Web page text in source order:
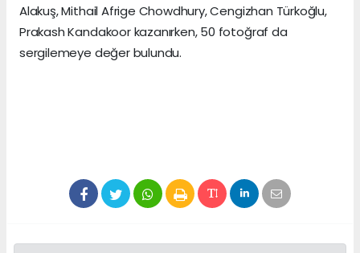
Alakuş, Mithail Afrige Chowdhury, Cengizhan Türkoğlu,
Prakash Kandakoor kazanırken, 50 fotoğraf da
sergilemeye değer bulundu.